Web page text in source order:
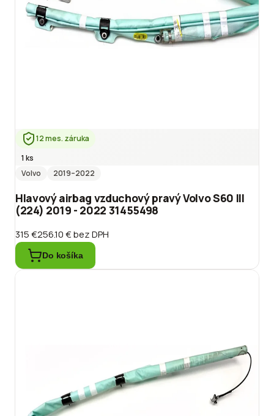
12 mes. záruka
1 ks
Volvo
2019–2022
Hlavový airbag vzduchový pravý Volvo S60 III
(224) 2019 - 2022 31455498
315 €256.10 €bez DPH
Do košíka